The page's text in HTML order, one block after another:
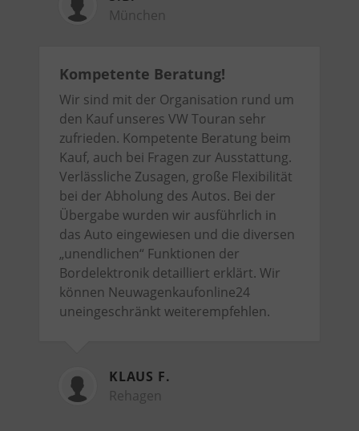
München
Kompetente Beratung!
Wir sind mit der Organisation rund um
den Kauf unseres VW Touran sehr
zufrieden. Kompetente Beratung beim
Kauf, auch bei Fragen zur Ausstattung.
Verlässliche Zusagen, große Flexibilität
bei der Abholung des Autos. Bei der
Übergabe wurden wir ausführlich in
das Auto eingewiesen und die diversen
„unendlichen“ Funktionen der
Bordelektronik detailliert erklärt. Wir
können Neuwagenkaufonline24
uneingeschränkt weiterempfehlen.
KLAUS F.
Rehagen